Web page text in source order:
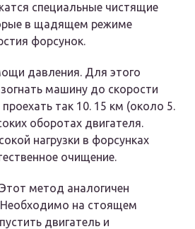
специальные чистящие
в щадящем режиме
форсунок.
давления. Для этого
машину до скорости
так 10. 15 км (около 5.
оборотах двигателя.
нагрузки в форсунках
очищение.
метод аналогичен
на стоящем
двигатель и